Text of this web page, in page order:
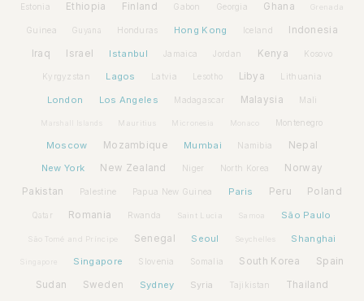
Estonia Ethiopia Finland Gabon Georgia Ghana Grenada
Guinea Guyana Honduras Hong Kong Iceland Indonesia
Iraq Israel Istanbul Jamaica Jordan Kenya Kosovo
Kyrgyzstan Lagos Latvia Lesotho Libya Lithuania
London Los Angeles Madagascar Malaysia Mali
Mauritius Micronesia Monaco Montenegro
Moscow Mozambique Mumbai Namibia Nepal
New York New Zealand Niger North Korea Norway
Pakistan Palestine Papua New Guinea Paris Peru Poland
Qatar Romania Rwanda Saint Lucia Samoa São Paulo
São Tomé and Príncipe Senegal Seoul Seychelles Shanghai
Singapore Slovenia Somalia South Korea Spain
Sudan Sweden Sydney Syria Tajikistan Thailand